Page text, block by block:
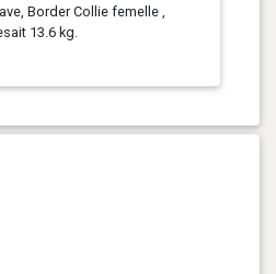
Border Collie femelle ,
13.6 kg.